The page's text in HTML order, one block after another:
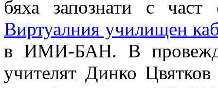
бяха запознати с част
Виртуалния училищен
в ИМИ-БАН. В
учителят Динко